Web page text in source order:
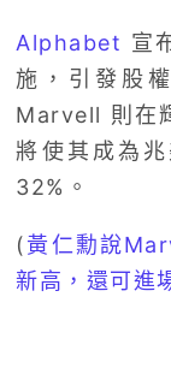
Alphabet 宣
施，引發股
Marvell 則在
將使其成為
32%。
(黃仁勳說
新高，還可進